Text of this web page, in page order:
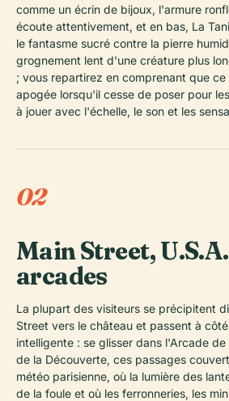
comme un écrin de bijoux, l'armure
écoute attentivement, et en bas, La
le fantasme sucré contre la pierre
grognement lent d'une créature plus
; vous repartirez en comprenant que
apogée lorsqu'il cesse de poser pour
à jouer avec l'échelle, le son et les
02
Main Street,
arcades
La plupart des visiteurs se précipitent
Street vers le château et passent à
intelligente : se glisser dans l'Arcade
de la Découverte, ces passages
météo parisienne, où la lumière des
de la foule et où les ferronneries, les